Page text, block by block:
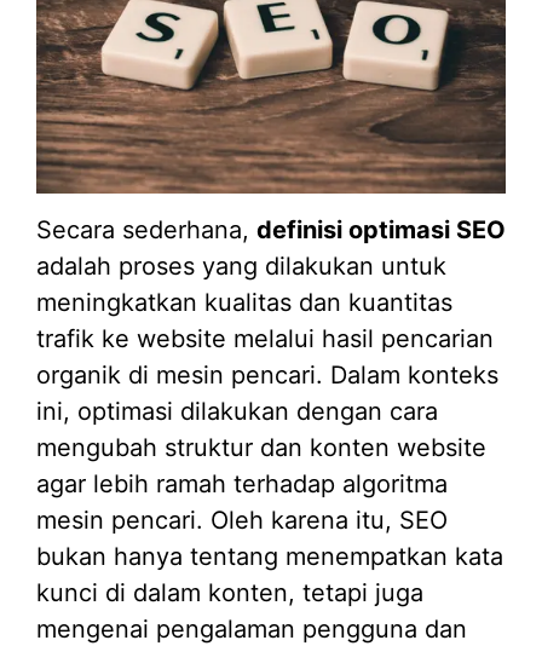
Secara sederhana, definisi optimasi SEO
adalah proses yang dilakukan untuk
meningkatkan kualitas dan kuantitas
trafik ke website melalui hasil pencarian
organik di mesin pencari. Dalam konteks
ini, optimasi dilakukan dengan cara
mengubah struktur dan konten website
agar lebih ramah terhadap algoritma
mesin pencari. Oleh karena itu, SEO
bukan hanya tentang menempatkan kata
kunci di dalam konten, tetapi juga
mengenai pengalaman pengguna dan